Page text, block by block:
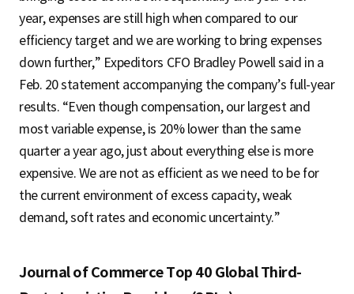
year, expenses are still high when compared to our
efficiency target and we are working to bring expenses
down further,” Expeditors CFO Bradley Powell said in a
Feb. 20 statement accompanying the company’s full-year
results. “Even though compensation, our largest and
most variable expense, is 20% lower than the same
quarter a year ago, just about everything else is more
expensive. We are not as efficient as we need to be for
the current environment of excess capacity, weak
demand, soft rates and economic uncertainty.”
Journal of Commerce Top 40 Global Third-